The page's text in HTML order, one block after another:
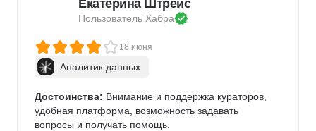
Екатерина Штрейс
Пользователь Хабра
18 июня
Аналитик данных
Достоинства: Внимание и поддержка кураторов,
удобная платформа, возможность задавать
вопросы и получать помощь.